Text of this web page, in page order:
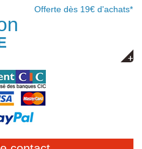
Offerte dès 19€ d'achats*